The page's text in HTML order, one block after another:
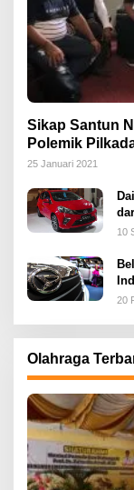
Sikap Santun
Polemik
25 Januari 2021
10
20
Olahraga